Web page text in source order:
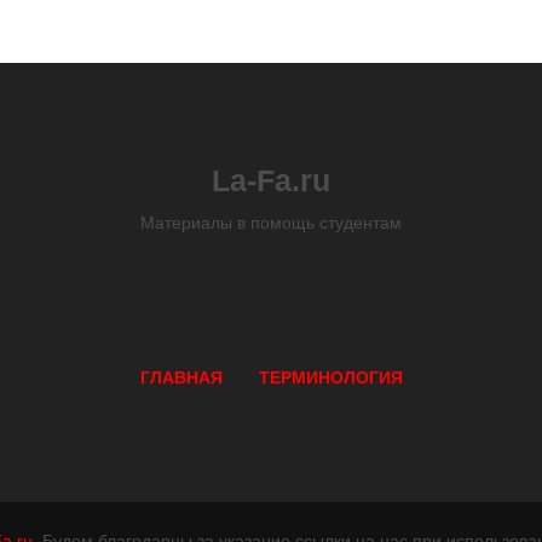
La-Fa.ru
Материалы в помощь студентам
ГЛАВНАЯ ТЕРМИНОЛОГИЯ